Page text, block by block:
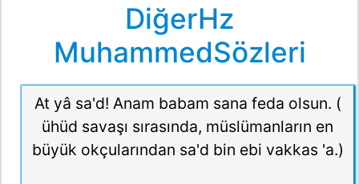
DiğerHz
MuhammedSözleri
At yâ sa'd! Anam babam sana feda olsun. (
ühüd savaşı sırasında, müslümanların en
büyük okçularından sa'd bin ebi vakkas 'a.)